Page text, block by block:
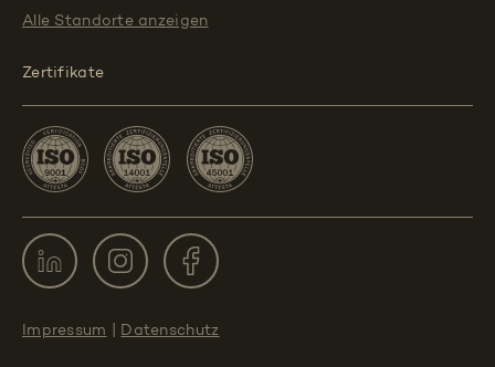
Alle Standorte anzeigen
Zertifikate
Impressum Datenschutz